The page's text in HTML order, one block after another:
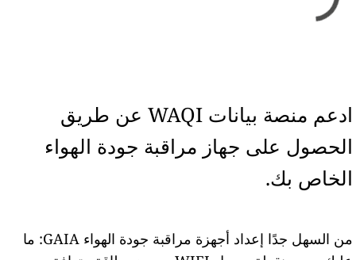
ادعم منصة بيانات WAQI عن طريق
الحصول على جهاز مراقبة جودة الهواء
الخاص بك.
من السهل جدًا إعداد أجهزة مراقبة جودة الهواء GAIA: ما